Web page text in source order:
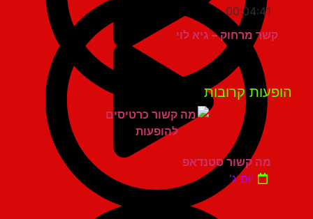
00:04:41
קשר מרחוק – גיא לוי
קרובות
מה קשור סטנדאפ
יום ג'